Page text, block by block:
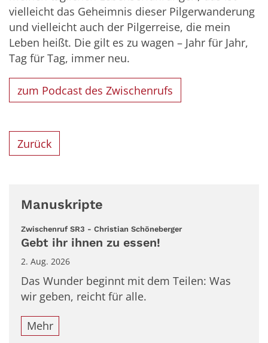
vielleicht das Geheimnis dieser Pilgerwanderung
und vielleicht auch der Pilgerreise, die mein
Leben heißt. Die gilt es zu wagen – Jahr für Jahr,
Tag für Tag, immer neu.
zum Podcast des Zwischenrufs
Zurück
Manuskripte
Zwischenruf SR3 - Christian Schöneberger:
Gebt ihr ihnen zu essen!
2. Aug. 2026
Das Wunder beginnt mit dem Teilen: Was
wir geben, reicht für alle.
Mehr